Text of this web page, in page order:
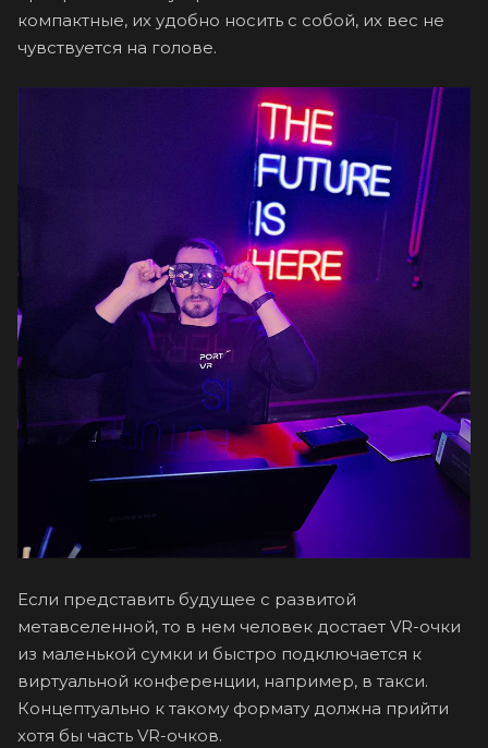
компактные, их удобно носить с собой, их вес не
чувствуется на голове.
Если представить будущее с развитой
метавселенной, то в нем человек достает VR-очки
из маленькой сумки и быстро подключается к
виртуальной конференции, например, в такси.
Концептуально к такому формату должна прийти
хотя бы часть VR-очков.